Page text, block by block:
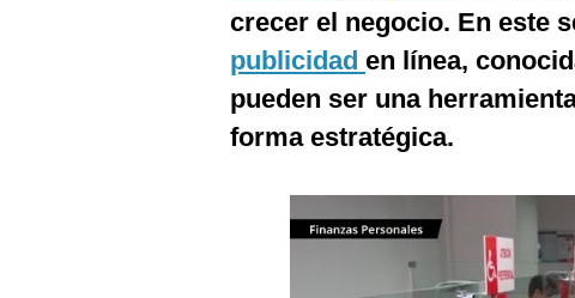
crecer el negocio. En este
publicidad en línea,
pueden ser una
forma estratégica.